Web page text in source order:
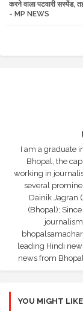
करने वाला पटवारी सस्पेंड,
- MP NEWS
I am a graduate
Bhopal, the
working in
several
Dainik Jagran
(Bhopal);
leading Hindi
news from
YOU MIGHT LIKE